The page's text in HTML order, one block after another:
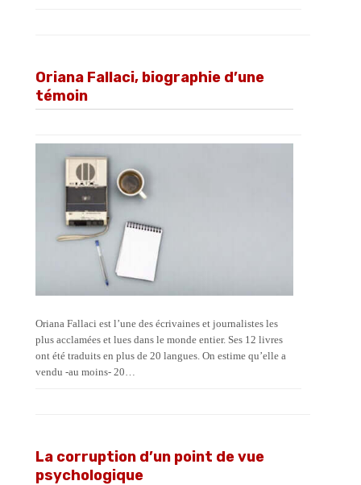
Oriana Fallaci, biographie d’une
témoin
Oriana Fallaci est l’une des écrivaines et journalistes les
plus acclamées et lues dans le monde entier. Ses 12 livres
ont été traduits en plus de 20 langues. On estime qu’elle a
vendu -au moins- 20…
La corruption d’un point de vue
psychologique